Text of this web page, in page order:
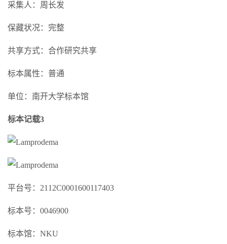
采集人：周长发
保藏状况：完整
共享方式：合作研究共享
标本属性：普通
单位：南开大学标本馆
标本记载3
平台号：2112C0001600117403
标本号：0046900
标本馆：NKU